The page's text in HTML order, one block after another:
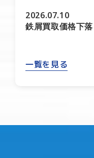
2026.07.10
鉄屑買取価格下落
一覧を見る